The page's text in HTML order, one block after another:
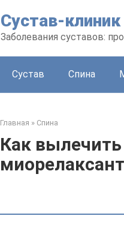
Сустав-клиник
Заболевания суставов:
Сустав Спина
Главная » Спина
Как